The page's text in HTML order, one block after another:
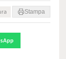
Stampa